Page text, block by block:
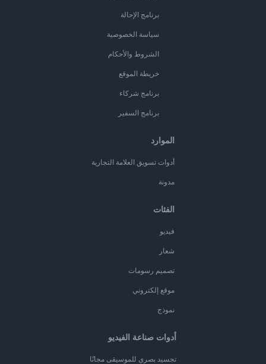
برنامج الإحالة
سياسة الخصوصية
الشروط والأحكام
خريطة الموقع
برنامج شركاء
برنامج السفير
الموارد
أدوات تسويق العلامة التجارية
مدونة
الفئات
فيديو
شعار
تصميم رسومات
موقع إلكتروني
نموذج
أدوات صناعة الفيديو
تجسيد بصري للموسيقى مجانًا